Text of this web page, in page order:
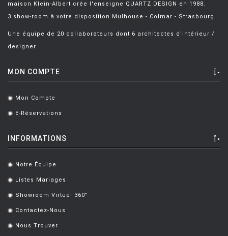
maison Klein-Albert crée l'enseigne QUARTZ DESIGN en 1988.
3 show-room à votre disposition Mulhouse - Colmar - Strasbourg
Une équipe de 20 collaborateurs dont 6 architectes d'intérieur /
designer
MON COMPTE
. Mon Compte
. E-Réservations
INFORMATIONS
. Notre Équipe
. Listes Mariages
. Showroom Virtuel 360°
. Contactez-Nous
. Nous Trouver